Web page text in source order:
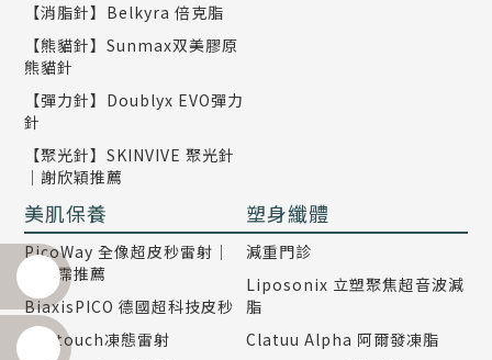
【消脂針】Belkyra 倍克脂
【熊貓針】Sunmax双美膠原
熊貓針
【彈力針】Doublyx EVO彈力
針
【聚光針】SKINVIVE 聚光針
｜謝欣穎推薦
美肌保養
PicoWay 全像超皮秒雷射｜
楊千霈推薦
BiaxisPICO 德國超科技皮秒
Redtouch凍態雷射
塑身纖體
減重門診
Liposonix 立塑聚焦超音波減
脂
Clatuu Alpha 阿爾發凍脂